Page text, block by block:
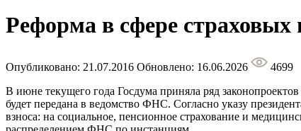
Реформа в сфере страховых
Опубликовано: 21.07.2016 Обновлено: 16.06.2026
4699
В июне текущего года Госдума приняла ряд
будет передана в ведомство ФНС. Согласно указу
взноса: на социальное, пенсионное страхование и